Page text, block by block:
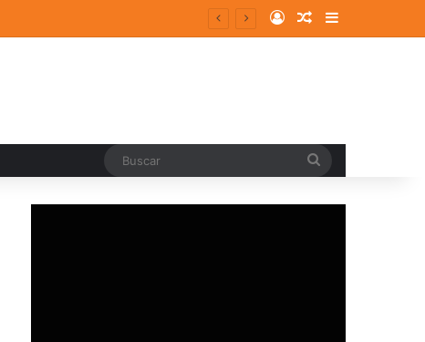
Log InRandom Article
Sidebar